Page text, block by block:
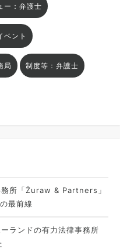
ー：弁護士
ベント
局 制度等：弁護士
務所「Żuraw & Partners」
最前線
ランドの有力法律事務所